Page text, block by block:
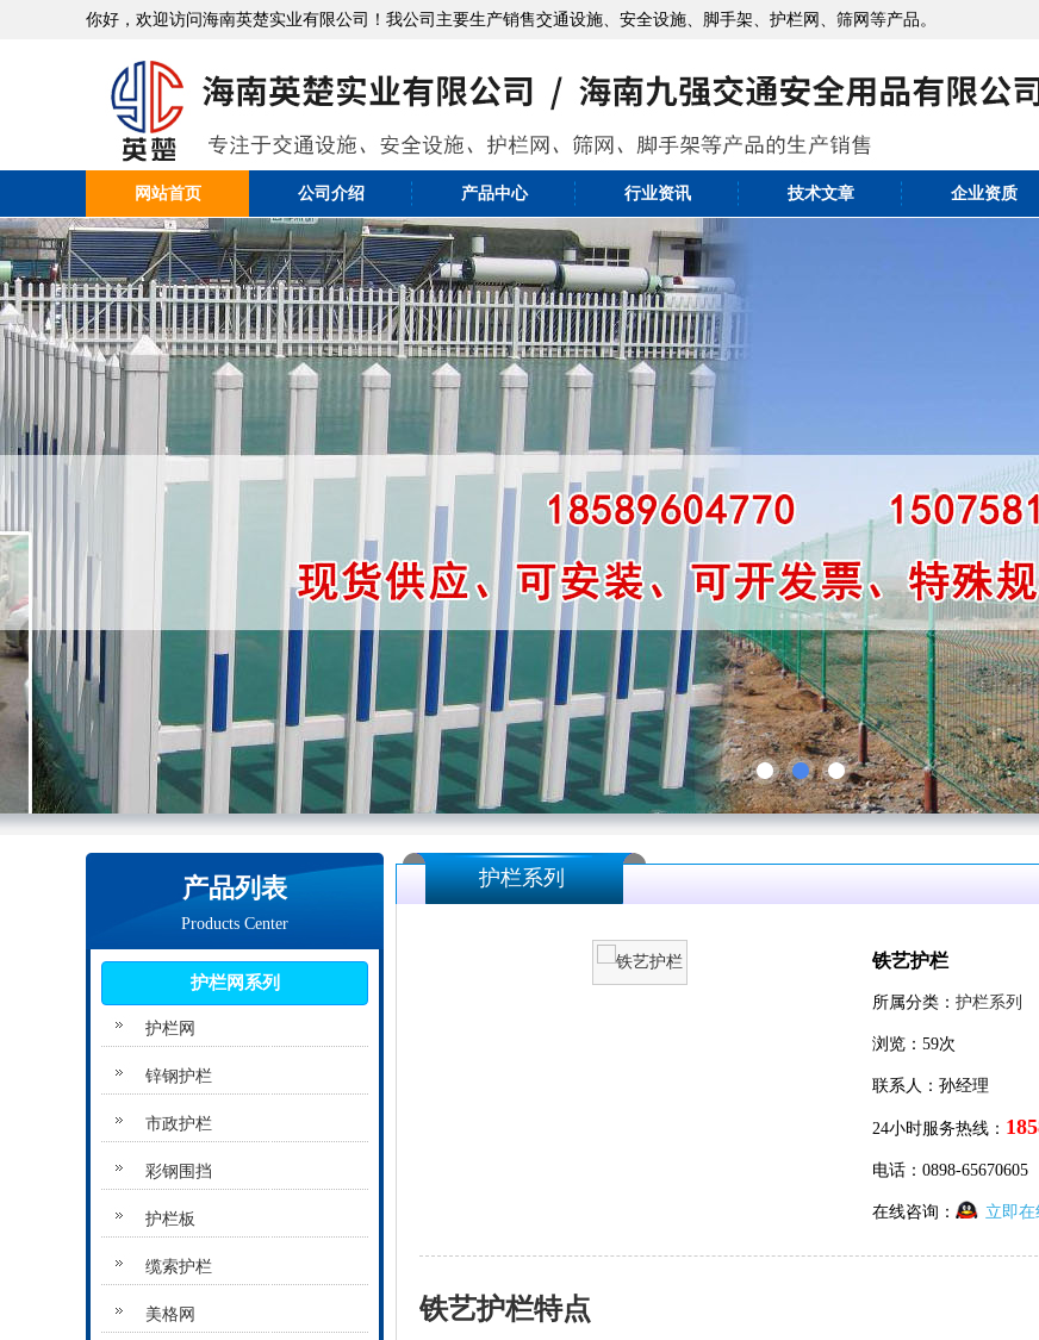
你好，欢迎访问海南英楚实业有限公司！我公司主要生产销售交通设施、安全设施、脚手架、护栏网、筛网等产品。
网站首页 公司介绍 产品中心 行业资讯 技术文章 企业资质
产品列表
Products Center
护栏网系列
护栏网
锌钢护栏
市政护栏
彩钢围挡
护栏板
缆索护栏
美格网
护栏系列
铁艺护栏
所属分类： 护栏系列
浏览： 59次
联系人：孙经理
24小时服务热线：
电话：0898-65670605
在线咨询： 立即在
铁艺护栏特点